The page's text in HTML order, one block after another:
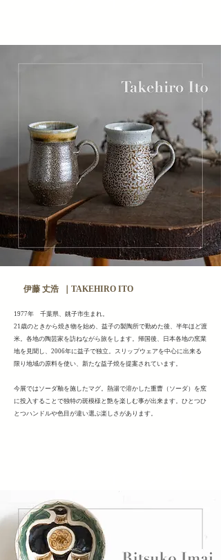
伊藤 丈浩 ｜TAKEHIRO ITO
1977年 千葉県、銚子市生まれ。
21歳のときから焼き物を始め、益子の製陶所で勤めた後、半年ほど渡
米。各地の陶芸家を訪ねながら旅をします。帰国後、日本各地の窯業
地を見聞し、2006年に益子で独立。スリップウェアを中心に出来る
限り地域の原料を使い、新たな益子焼を提案されています。
今展ではソーダ釉を施したマグ。熱湯で溶かした重曹（ソーダ）を窯
に投入することで独特の斑模様と艶を楽しむ事が出来ます。ひとつひ
とつハンドルや色目が違い選ぶ楽しさがあります。